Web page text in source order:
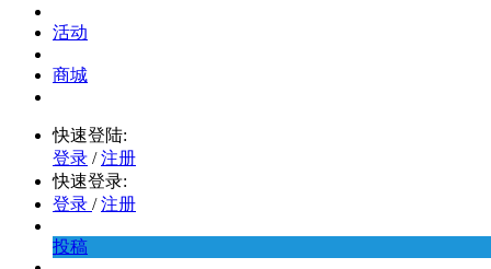
活动
商城
快速登陆:
登录 / 注册
快速登录:
登录 / 注册
投稿